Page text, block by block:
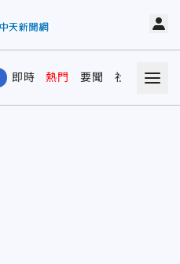
即時 熱門 要聞 社會 娛樂